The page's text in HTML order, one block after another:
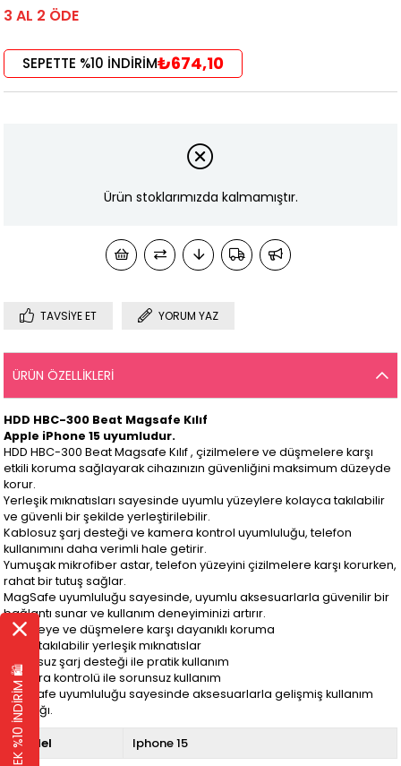
3 AL 2 ÖDE
SEPETTE %10 İNDİRİM₺674,10
Ürün stoklarımızda kalmamıştır.
TAVSIYE ET YORUM YAZ
ÜRÜN ÖZELLIKLERI
HDD HBC-300 Beat Magsafe Kılıf
Apple iPhone 15 uyumludur.
HDD HBC-300 Beat Magsafe Kılıf , çizilmelere ve düşmelere karşı
etkili koruma sağlayarak cihazınızın güvenliğini maksimum düzeyde
korur.
Yerleşik mıknatısları sayesinde uyumlu yüzeylere kolayca takılabilir
ve güvenli bir şekilde yerleştirilebilir.
Kablosuz şarj desteği ve kamera kontrol uyumluluğu, telefon
kullanımını daha verimli hale getirir.
Yumuşak mikrofiber astar, telefon yüzeyini çizilmelere karşı korurken,
rahat bir tutuş sağlar.
MagSafe uyumluluğu sayesinde, uyumlu aksesuarlarla güvenilir bir
bağlantı sunar ve kullanım deneyiminizi artırır.
Çizilmeye ve düşmelere karşı dayanıklı koruma
Kolay takılabilir yerleşik mıknatıslar
Kablosuz şarj desteği ile pratik kullanım
Kamera kontrolü ile sorunsuz kullanım
MagSafe uyumluluğu sayesinde aksesuarlarla gelişmiş kullanım
kolaylığı.
Model Iphone 15
EK %10 İNDİRİM 🛍️